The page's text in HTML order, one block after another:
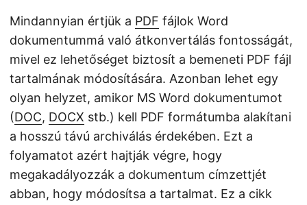
Mindannyian értjük a PDF fájlok Word
dokumentummá való átkonvertálás fontosságát,
mivel ez lehetőséget biztosít a bemeneti PDF fájl
tartalmának módosítására. Azonban lehet egy
olyan helyzet, amikor MS Word dokumentumot
(DOC, DOCX stb.) kell PDF formátumba alakítani
a hosszú távú archiválás érdekében. Ezt a
folyamatot azért hajtják végre, hogy
megakadályozzák a dokumentum címzettjét
abban, hogy módosítsa a tartalmat. Ez a cikk